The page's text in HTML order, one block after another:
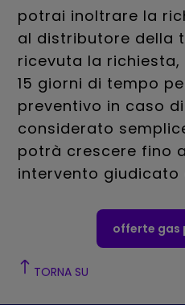
potrai inoltrare la
al distributore della
ricevuta la
15 giorni di tempo
preventivo in caso
considerato
potrà crescere fino
intervento giudicato
offerte gas
TORNA SU